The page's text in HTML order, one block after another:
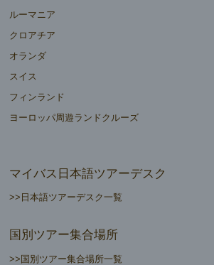
ルーマニア
クロアチア
オランダ
スイス
フィンランド
ヨーロッパ周遊ランドクルーズ
マイバス日本語ツアーデスク
>>日本語ツアーデスク一覧
国別ツアー集合場所
>>国別ツアー集合場所一覧